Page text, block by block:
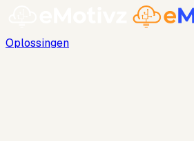
Oplossingen